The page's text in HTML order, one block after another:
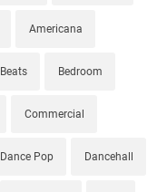
Americana
Beats Bedroom
Commercial
Dance Pop Dancehall